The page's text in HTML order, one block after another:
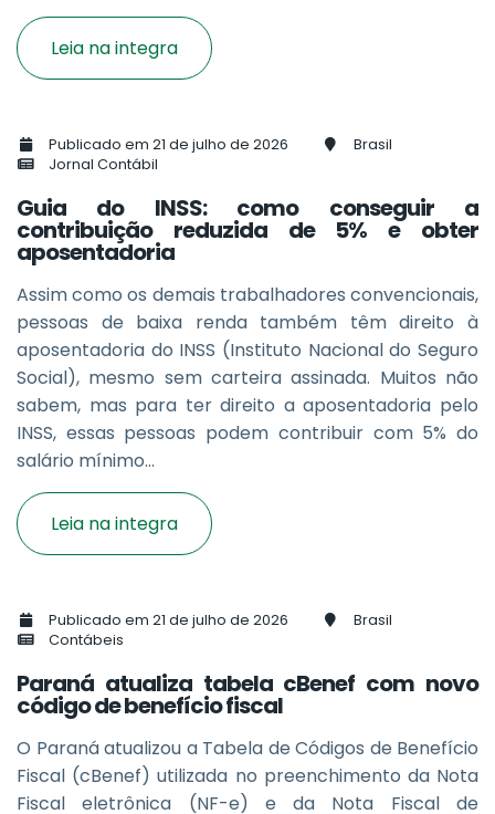
Leia na integra
Publicado em 21 de julho de 2026
Brasil
Jornal Contábil
Guia do INSS: como conseguir a
contribuição reduzida de 5% e obter
aposentadoria
Assim como os demais trabalhadores convencionais,
pessoas de baixa renda também têm direito à
aposentadoria do INSS (Instituto Nacional do Seguro
Social), mesmo sem carteira assinada. Muitos não
sabem, mas para ter direito a aposentadoria pelo
INSS, essas pessoas podem contribuir com 5% do
salário mínimo...
Leia na integra
Publicado em 21 de julho de 2026
Brasil
Contábeis
Paraná atualiza tabela cBenef com novo
código de benefício fiscal
O Paraná atualizou a Tabela de Códigos de Benefício
Fiscal (cBenef) utilizada no preenchimento da Nota
Fiscal eletrônica (NF-e) e da Nota Fiscal de